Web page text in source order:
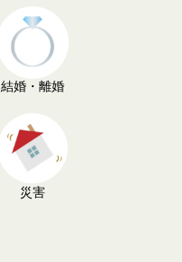
結婚・離婚
災害